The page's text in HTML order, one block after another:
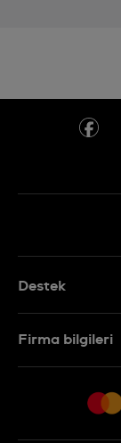
Destek
İade
Firma bilgileri